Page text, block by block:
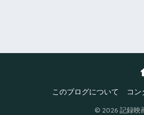
このブログについて コン
© 2026 記録映